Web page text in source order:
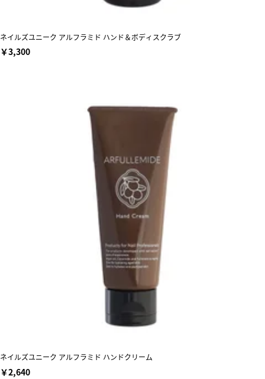
ネイルズユニーク アルフラミド ハンド＆ボディスクラブ
￥3,300
ネイルズユニーク アルフラミド ハンドクリーム
￥2,640